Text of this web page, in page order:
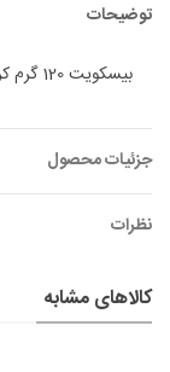
توضیحات
بیسکویت 120 گرم کرمدار توت فرنگی شیرین عسل
جزئیات محصول
نظرات
کالاهای مشابه